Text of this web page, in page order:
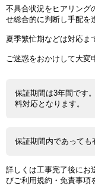
不具合状況をヒアリング
せ総合的に判断し手配を
夏季繁忙期などは対応ま
ご迷惑をおかけして大変
保証期間は3年間です
料対応となります。
保証期間内であっても
詳しくは工事完了後にお
びご利用規約・免責事項